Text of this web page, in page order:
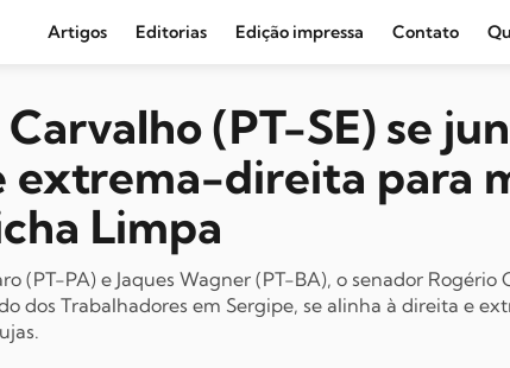
Artigos Editorias
Amazônia
Cultura e Movimentos Sociais
Editoriais
Internacional
Edição impressa Contato
(PT-SE) se
extrema-direita para
Limpa
(PT-PA) e Jaques Wagner (PT-BA), o senador Rogério
dos Trabalhadores em Sergipe, se alinha à direita e